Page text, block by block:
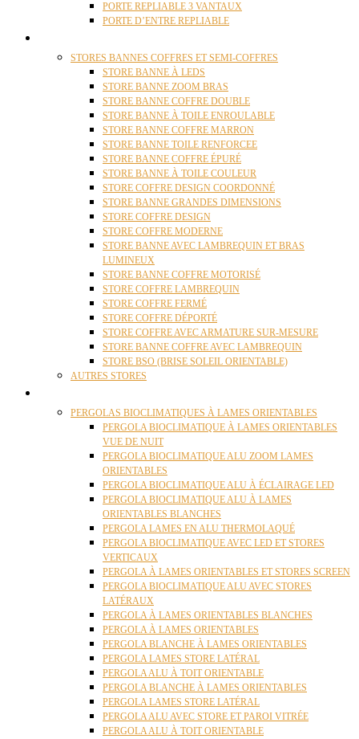
PORTE REPLIABLE 3 VANTAUX
PORTE D’ENTRE REPLIABLE
STORES BANNES COFFRES ET SEMI-COFFRES
STORE BANNE À LEDS
STORE BANNE ZOOM BRAS
STORE BANNE COFFRE DOUBLE
STORE BANNE À TOILE ENROULABLE
STORE BANNE COFFRE MARRON
STORE BANNE TOILE RENFORCEE
STORE BANNE COFFRE ÉPURÉ
STORE BANNE À TOILE COULEUR
STORE COFFRE DESIGN COORDONNÉ
STORE BANNE GRANDES DIMENSIONS
STORE COFFRE DESIGN
STORE COFFRE MODERNE
STORE BANNE AVEC LAMBREQUIN ET BRAS
LUMINEUX
STORE BANNE COFFRE MOTORISÉ
STORE COFFRE LAMBREQUIN
STORE COFFRE FERMÉ
STORE COFFRE DÉPORTÉ
STORE COFFRE AVEC ARMATURE SUR-MESURE
STORE BANNE COFFRE AVEC LAMBREQUIN
STORE BSO (BRISE SOLEIL ORIENTABLE)
AUTRES STORES
PERGOLAS BIOCLIMATIQUES À LAMES ORIENTABLES
PERGOLA BIOCLIMATIQUE À LAMES ORIENTABLES
VUE DE NUIT
PERGOLA BIOCLIMATIQUE ALU ZOOM LAMES
ORIENTABLES
PERGOLA BIOCLIMATIQUE ALU À ÉCLAIRAGE LED
PERGOLA BIOCLIMATIQUE ALU À LAMES
ORIENTABLES BLANCHES
PERGOLA LAMES EN ALU THERMOLAQUÉ
PERGOLA BIOCLIMATIQUE AVEC LED ET STORES
VERTICAUX
PERGOLA À LAMES ORIENTABLES ET STORES SCREEN
PERGOLA BIOCLIMATIQUE ALU AVEC STORES
LATÉRAUX
PERGOLA À LAMES ORIENTABLES BLANCHES
PERGOLA À LAMES ORIENTABLES
PERGOLA BLANCHE À LAMES ORIENTABLES
PERGOLA LAMES STORE LATÉRAL
PERGOLA ALU À TOIT ORIENTABLE
PERGOLA BLANCHE À LAMES ORIENTABLES
PERGOLA LAMES STORE LATÉRAL
PERGOLA ALU AVEC STORE ET PAROI VITRÉE
PERGOLA ALU À TOIT ORIENTABLE